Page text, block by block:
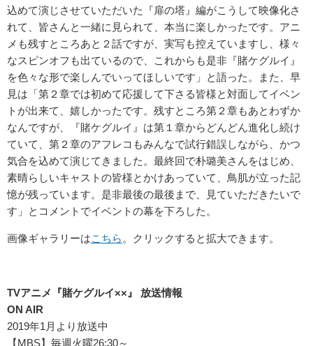
込めて演じさせていただいた『扉の塔』編がこうして映像化さ
れて、皆さんと一緒に見られて、本当に楽しかったです。アニ
メも残すところあと２話ですが、実写も控えていますし、様々
なスピンオフも出ているので、これからも是非『賭ケグルイ』
を色々な形で楽しんでいってほしいです」と語った。また、早
見は「第２章では初めて応援して下さる皆様と対面してイベン
トが出来て、嬉しかったです。残すところ第２章もあとわずか
なんですが、『賭ケグルイ』は第１章からどんどん進化し続け
ていて、第２章のアフレコもみんなで試行錯誤しながら、かつ
気合を込めて演じてきました。最終回で朴璐美さんをはじめ、
素晴らしいキャストの皆様とかけあっていて、鳥肌が立った記
憶が残っています。是非最後の最後まで、見ていただきたいで
す」とコメントでイベントの幕を下ろした。
画像ギャラリーはこちら 。クリックすると拡大できます。
TVアニメ『賭ケグルイ××』 放送情報
ON AIR
2019年1月より放送中
【MBS】毎週火曜26:30～